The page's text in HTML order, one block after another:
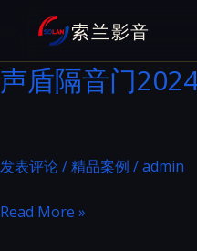
内
容
索兰影音
声盾隔音门
发表评论/精品案例 /admin
声
Read More »